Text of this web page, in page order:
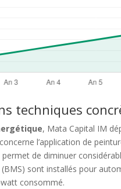
techniques
, Mata Capital IM
l’application de
de diminuer
sont installés pour
consommé.